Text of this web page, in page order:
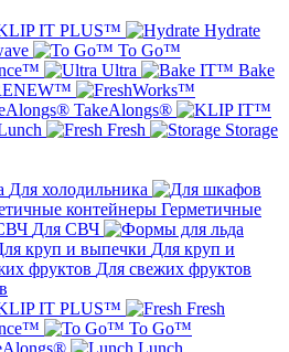
IT PLUS™
Hydrate
To Go™
Ultra
Bake
TakeAlongs®
Fresh
Storage
Для холодильника
Герметичные
Для СВЧ
Для круп и
Для свежих фруктов
IT PLUS™
Fresh
To Go™
Lunch